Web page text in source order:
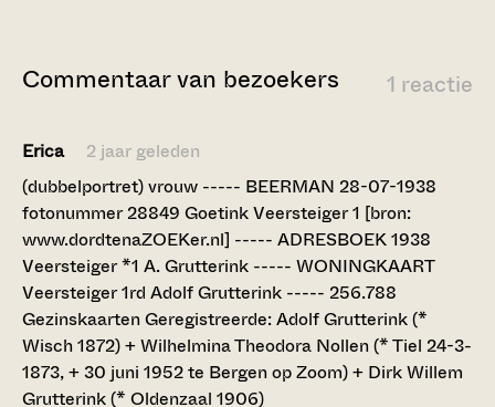
1 reactie
Commentaar van bezoekers
Erica
2 jaar geleden
(dubbelportret) vrouw ----- BEERMAN 28-07-1938
fotonummer 28849 Goetink Veersteiger 1 [bron:
www.dordtenaZOEKer.nl] ----- ADRESBOEK 1938
Veersteiger *1 A. Grutterink ----- WONINGKAART
Veersteiger 1rd Adolf Grutterink ----- 256.788
Gezinskaarten Geregistreerde: Adolf Grutterink (*
Wisch 1872) + Wilhelmina Theodora Nollen (* Tiel 24-3-
1873, + 30 juni 1952 te Bergen op Zoom) + Dirk Willem
Grutterink (* Oldenzaal 1906)